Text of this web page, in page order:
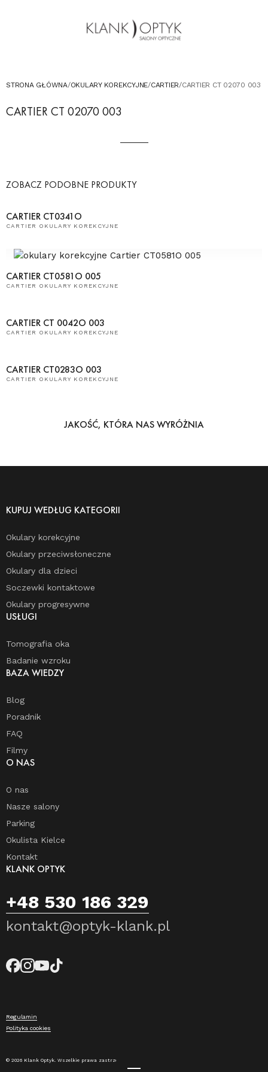
OKULARY DLA DZIECI
KONTAKT
UMÓW WIZYTĘ W SALONIE
STRONA GŁÓWNA/OKULARY KOREKCYJNE/CARTIER/CARTIER CT 02070 003
CARTIER CT 02070 003
ZOBACZ PODOBNE PRODUKTY
CARTIER CT0341O
CARTIER OKULARY KOREKCYJNE
CARTIER CT0581O 005
CARTIER OKULARY KOREKCYJNE
CARTIER CT 0042O 003
CARTIER OKULARY KOREKCYJNE
CARTIER CT0283O 003
CARTIER OKULARY KOREKCYJNE
JAKOŚĆ, KTÓRA NAS WYRÓŻNIA
KUPUJ WEDŁUG KATEGORII
Okulary korekcyjne
Okulary przeciwsłoneczne
Okulary dla dzieci
Soczewki kontaktowe
Okulary progresywne
USŁUGI
Tomografia oka
Badanie wzroku
BAZA WIEDZY
Blog
Poradnik
FAQ
Filmy
O NAS
O nas
Nasze salony
Parking
Okulista Kielce
Kontakt
KLANK OPTYK
+48 530 186 329
kontakt@optyk-klank.pl
© 2026 Klank Optyk. Wszelkie prawa zastrzeżone.
Regulamin
Polityka cookies